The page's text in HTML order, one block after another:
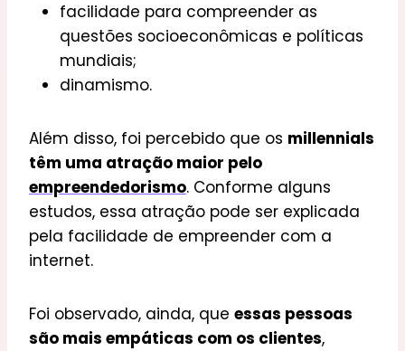
facilidade para compreender as
questões socioeconômicas e políticas
mundiais;
dinamismo.
Além disso, foi percebido que os millennials
têm uma atração maior pelo
empreendedorismo. Conforme alguns
estudos, essa atração pode ser explicada
pela facilidade de empreender com a
internet.
Foi observado, ainda, que essas pessoas
são mais empáticas com os clientes,